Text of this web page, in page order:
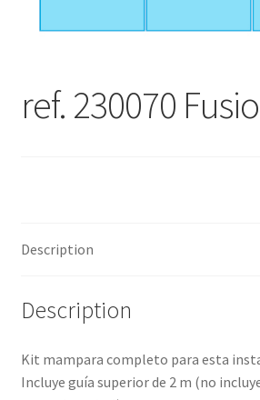
ref. 230070
Description
Description
Kit mampara completo para esta
Incluye guía superior de 2 m (no